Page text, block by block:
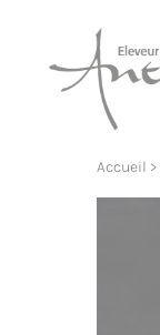
Accueil >